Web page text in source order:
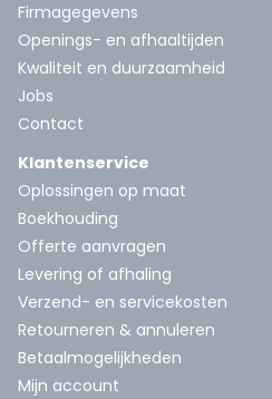
Firmagegevens
Openings- en afhaaltijden
Kwaliteit en duurzaamheid
Jobs
Contact
Klantenservice
Oplossingen op maat
Boekhouding
Offerte aanvragen
Levering of afhaling
Verzend- en servicekosten
Retourneren & annuleren
Betaalmogelijkheden
Mijn account